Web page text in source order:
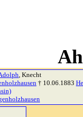
, Knecht
† 10.06.1883